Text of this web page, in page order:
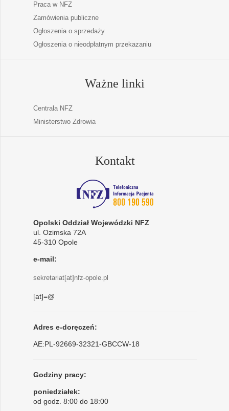
Praca w NFZ
Zamówienia publiczne
Ogłoszenia o sprzedaży
Ogłoszenia o nieodpłatnym przekazaniu
Ważne linki
Centrala NFZ
Ministerstwo Zdrowia
Kontakt
Opolski Oddział Wojewódzki NFZ
ul. Ozimska 72A
45-310 Opole
e-mail:
sekretariat[at]nfz-opole.pl
[at]=@
Adres e-doręczeń:
AE:PL-92669-32321-GBCCW-18
Godziny pracy:
poniedziałek:
od godz. 8:00 do 18:00